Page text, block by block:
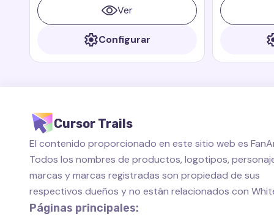
dragón pequeño, rápido y valiente que
siempre está listo para ayudar a sus
amigos.
Ver
Configurar
Cursor Trails
El contenido proporcionado en este sitio web es
Todos los nombres de productos, logotipos,
marcas y marcas registradas son propiedad de sus
respectivos dueños y no están relacionados con
Páginas principales: